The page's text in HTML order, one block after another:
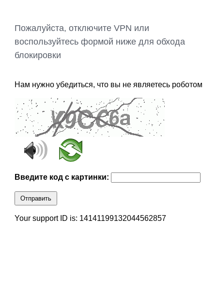
Пожалуйста, отключите VPN или
воспользуйтесь формой ниже для обхода
блокировки
Нам нужно убедиться, что вы не являетесь роботом
Введите код с картинки:
Отправить
Your support ID is: 14141199132044562857